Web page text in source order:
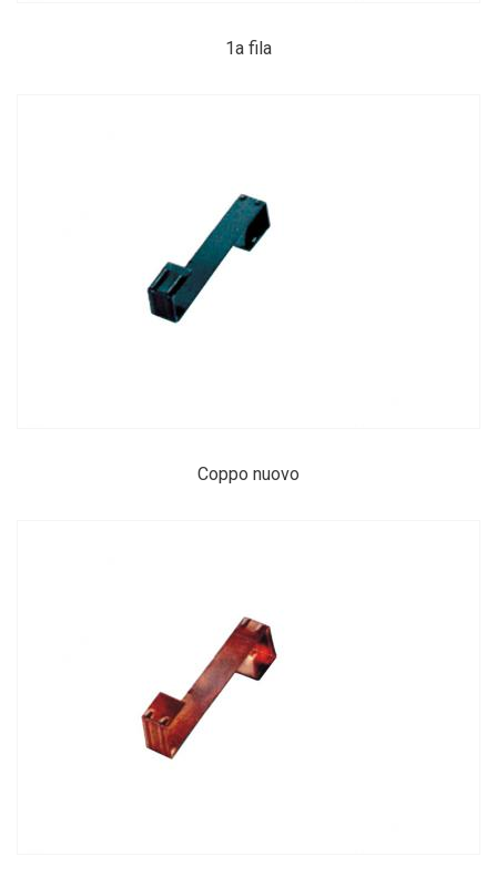
1a fila
Coppo nuovo